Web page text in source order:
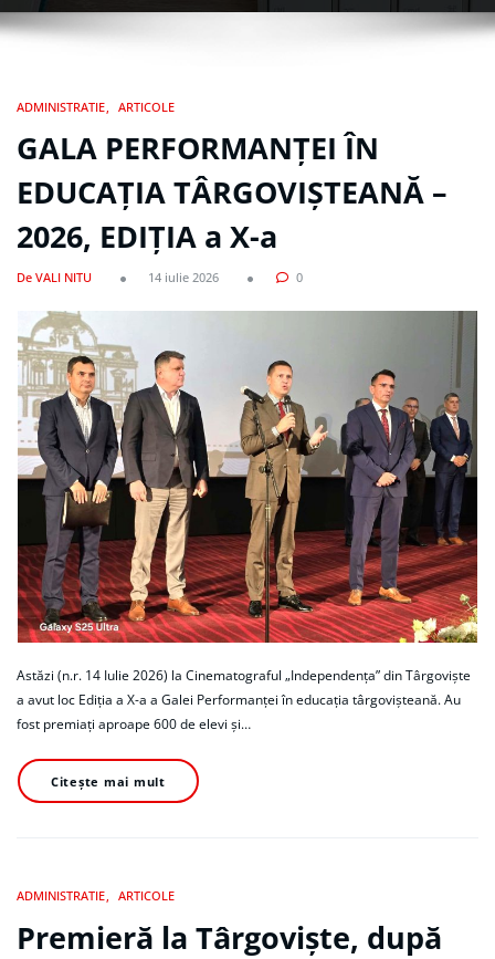
ADMINISTRATIE ARTICOLE
GALA PERFORMANȚEI ÎN
EDUCAȚIA TÂRGOVIȘTEANĂ –
2026, EDIȚIA a X-a
De VALI NITU 14 iulie 2026 0
Astăzi (n.r. 14 Iulie 2026) la Cinematograful „Independența” din Târgoviște
a avut loc Ediția a X-a a Galei Performanței în educația târgovișteană. Au
fost premiați aproape 600 de elevi și…
Citește mai mult
ADMINISTRATIE ARTICOLE
Premieră la Târgoviște, după